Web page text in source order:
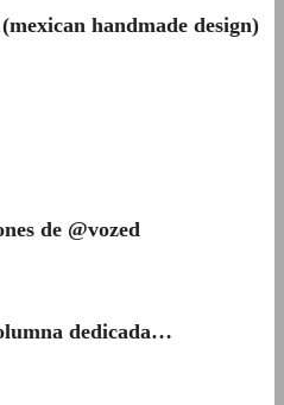
handmade design)
de @vozed
dedicada…